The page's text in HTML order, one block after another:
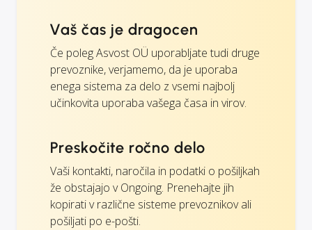
Vaš čas je dragocen
Če poleg Asvost OÜ uporabljate tudi druge
prevoznike, verjamemo, da je uporaba
enega sistema za delo z vsemi najbolj
učinkovita uporaba vašega časa in virov.
Preskočite ročno delo
Vaši kontakti, naročila in podatki o pošiljkah
že obstajajo v Ongoing. Prenehajte jih
kopirati v različne sisteme prevoznikov ali
pošiljati po e-pošti.